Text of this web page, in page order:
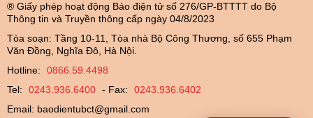
® Giấy phép hoạt động Báo điện tử số 276/GP-BTTTT do Bộ
Thông tin và Truyền thông cấp ngày 04/8/2023
Tòa soạn: Tầng 10-11, Tòa nhà Bộ Công Thương, số 655 Phạm
Văn Đồng, Nghĩa Đô, Hà Nội.
Hotline:
0866.59.4498
Tel:
0243.936.6400 - Fax:
0243.936.6402
Email: baodientubct@gmail.com